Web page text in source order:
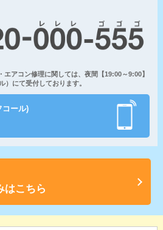
アコン修理に関しては、夜間【19:00～9:00】
）にて受付しております。
コール)
はこちら